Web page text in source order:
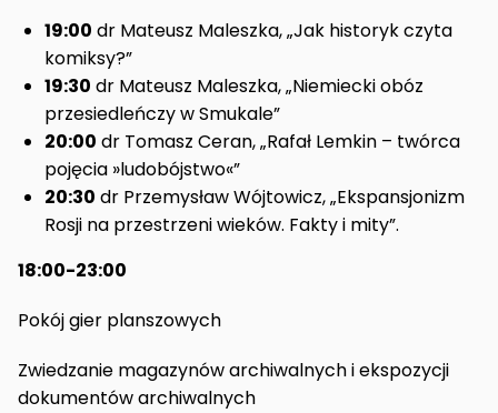
19:00 dr Mateusz Maleszka, „Jak historyk czyta
komiksy?”
19:30 dr Mateusz Maleszka, „Niemiecki obóz
przesiedleńczy w Smukale”
20:00 dr Tomasz Ceran, „Rafał Lemkin – twórca
pojęcia »ludobójstwo«”
20:30 dr Przemysław Wójtowicz, „Ekspansjonizm
Rosji na przestrzeni wieków. Fakty i mity”.
18:00-23:00
Pokój gier planszowych
Zwiedzanie magazynów archiwalnych i ekspozycji
dokumentów archiwalnych